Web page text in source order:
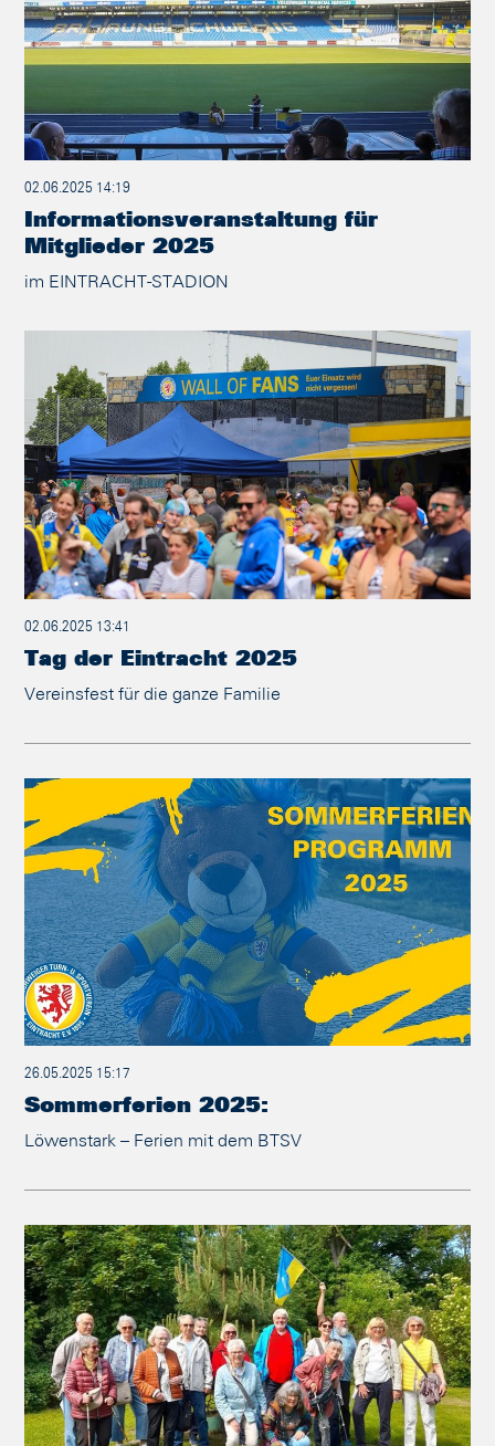
02.06.2025 14:19
Informationsveranstaltung für
Mitglieder 2025
im EINTRACHT-STADION
02.06.2025 13:41
Tag der Eintracht 2025
Vereinsfest für die ganze Familie
26.05.2025 15:17
Sommerferien 2025:
Löwenstark – Ferien mit dem BTSV